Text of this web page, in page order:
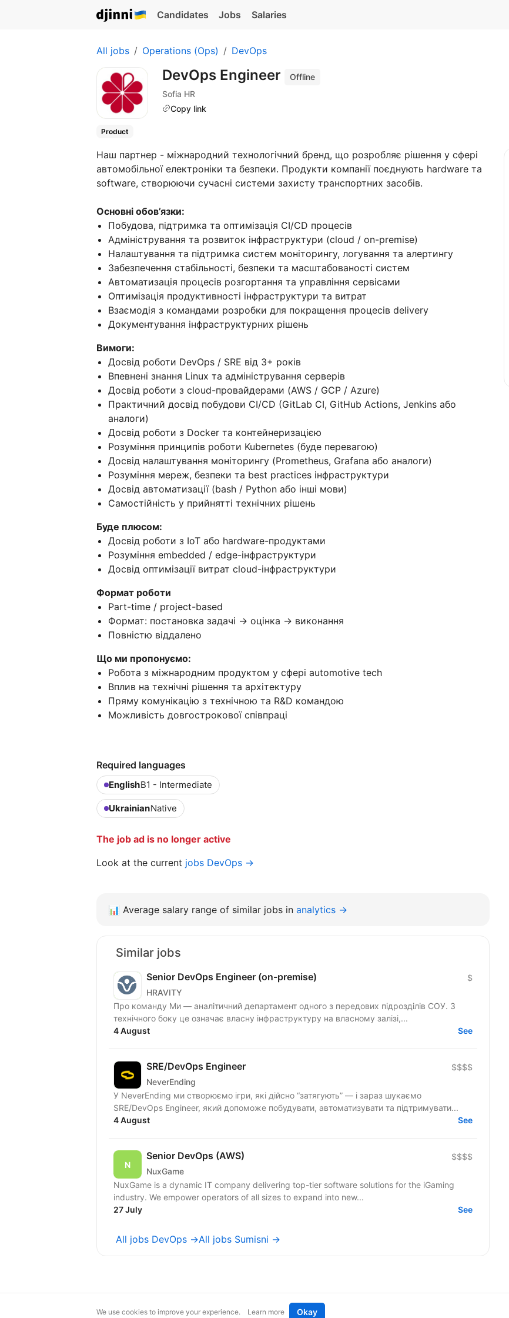
Candidates Jobs Salaries
All jobs Operations (Ops) DevOps
DevOps Engineer
Offline
Sofia HR
Copy link
Product
Наш партнер - міжнародний технологічний бренд, що розробляє рішення у сфері
автомобільної електроніки та безпеки. Продукти компанії поєднують hardware та
software, створюючи сучасні системи захисту транспортних засобів.
Основні обов’язки:
Побудова, підтримка та оптимізація CI/CD процесів
Адміністрування та розвиток інфраструктури (cloud / on-premise)
Налаштування та підтримка систем моніторингу, логування та алертингу
Забезпечення стабільності, безпеки та масштабованості систем
Автоматизація процесів розгортання та управління сервісами
Оптимізація продуктивності інфраструктури та витрат
Взаємодія з командами розробки для покращення процесів delivery
Документування інфраструктурних рішень
Вимоги:
Досвід роботи DevOps / SRE від 3+ років
Впевнені знання Linux та адміністрування серверів
Досвід роботи з cloud-провайдерами (AWS / GCP / Azure)
Практичний досвід побудови CI/CD (GitLab CI, GitHub Actions, Jenkins або
аналоги)
Досвід роботи з Docker та контейнеризацією
Розуміння принципів роботи Kubernetes (буде перевагою)
Досвід налаштування моніторингу (Prometheus, Grafana або аналоги)
Розуміння мереж, безпеки та best practices інфраструктури
Досвід автоматизації (bash / Python або інші мови)
Самостійність у прийнятті технічних рішень
Буде плюсом:
Досвід роботи з IoT або hardware-продуктами
Розуміння embedded / edge-інфраструктури
Досвід оптимізації витрат cloud-інфраструктури
Формат роботи
Part-time / project-based
Формат: постановка задачі → оцінка → виконання
Повністю віддалено
Що ми пропонуємо:
Робота з міжнародним продуктом у сфері automotive tech
Вплив на технічні рішення та архітектуру
Пряму комунікацію з технічною та R&D командою
Можливість довгострокової співпраці
Required languages
EnglishB1 - Intermediate
UkrainianNative
The job ad is no longer active
Look at the current jobs DevOps →
📊 Average salary range of similar jobs in analytics →
Similar jobs
Senior DevOps Engineer (on-premise)
HRAVITY
$
Про команду Ми — аналітичний департамент одного з передових підрозділів СОУ. З
технічного боку це означає власну інфраструктуру на власному залізі,...
4 August
See
SRE/DevOps Engineer
NeverEnding
$$$$
У NeverEnding ми створюємо ігри, які дійсно “затягують” — і зараз шукаємо
SRE/DevOps Engineer, який допоможе побудувати, автоматизувати та підтримувати...
4 August
See
Senior DevOps (AWS)
NuxGame
$$$$
NuxGame is a dynamic IT company delivering top-tier software solutions for the iGaming
industry. We empower operators of all sizes to expand into new...
27 July
See
All jobs DevOps →All jobs Sumisni →
magic@djinni.co Terms of Use Suggest an idea Remote tech jobs in Europe
We use cookies to improve your experience. Learn more Okay